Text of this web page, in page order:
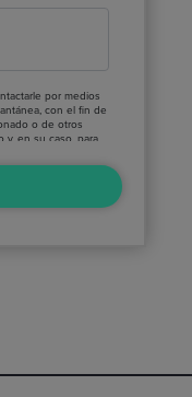
por medios
con el fin de
o de otros
y, en su caso, para
el objeto de que
y servicios
de acceso,
se explica en la